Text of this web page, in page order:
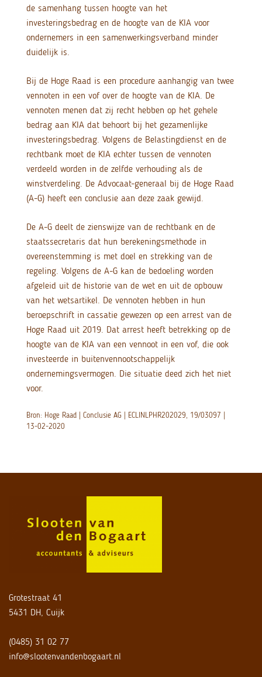
de samenhang tussen hoogte van het
investeringsbedrag en de hoogte van de KIA voor
ondernemers in een samenwerkingsverband minder
duidelijk is.
Bij de Hoge Raad is een procedure aanhangig van twee
vennoten in een vof over de hoogte van de KIA. De
vennoten menen dat zij recht hebben op het gehele
bedrag aan KIA dat behoort bij het gezamenlijke
investeringsbedrag. Volgens de Belastingdienst en de
rechtbank moet de KIA echter tussen de vennoten
verdeeld worden in de zelfde verhouding als de
winstverdeling. De Advocaat-generaal bij de Hoge Raad
(A-G) heeft een conclusie aan deze zaak gewijd.
De A-G deelt de zienswijze van de rechtbank en de
staatssecretaris dat hun berekeningsmethode in
overeenstemming is met doel en strekking van de
regeling. Volgens de A-G kan de bedoeling worden
afgeleid uit de historie van de wet en uit de opbouw
van het wetsartikel. De vennoten hebben in hun
beroepschrift in cassatie gewezen op een arrest van de
Hoge Raad uit 2019. Dat arrest heeft betrekking op de
hoogte van de KIA van een vennoot in een vof, die ook
investeerde in buitenvennootschappelijk
ondernemingsvermogen. Die situatie deed zich het niet
voor.
Bron: Hoge Raad | Conclusie AG | ECLINLPHR202029, 19/03097 |
13-02-2020
Grotestraat 41
5431 DH, Cuijk
(0485) 31 02 77
info@slootenvandenbogaart.nl